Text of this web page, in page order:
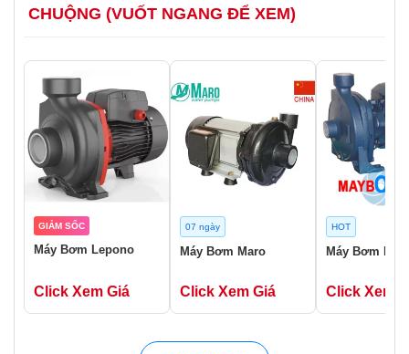
CHUỘNG (VUỐT NGANG ĐỂ XEM)
GIẢM SỐC
Máy Bơm Lepono
Click Xem Giá
07 ngày
Máy Bơm Maro
Click Xem Giá
HOT
Máy Bơm
Click Xem